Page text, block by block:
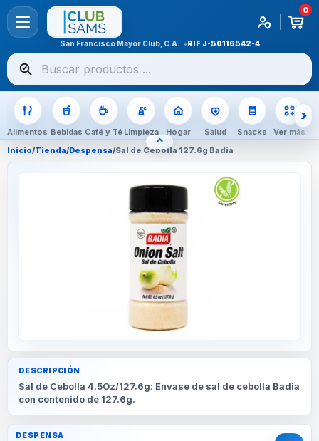
0
San Francisco Mayor Club, C.A. RIF J-50116542-4
Buscar
productos
Alimentos Bebidas Café y Té Limpieza Hogar Salud Snacks Ver más
⌃OCULTAR CATEGORÍAS
Inicio/Tienda/Despensa/Sal de Cebolla 127.6g Badia
DESCRIPCIÓN
Sal de Cebolla 4.5Oz/127.6g: Envase de sal de cebolla Badia
con contenido de 127.6g.
DESPENSA